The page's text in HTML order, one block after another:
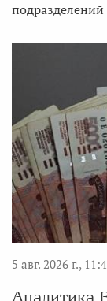
5 авг. 2026 г.,